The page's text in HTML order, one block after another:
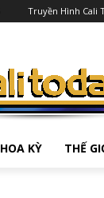
Truyền Hình Cali
HOA KỲ THẾ